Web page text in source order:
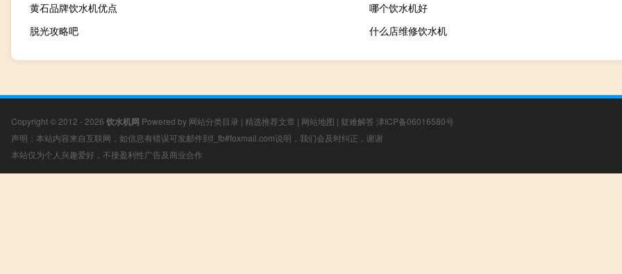
黄石品牌饮水机优点
哪个饮水机好
脱光攻略吧
什么店维修饮水机
Copyright © 2012 - 2026 饮水机网 Powered by 网站分类目录 | 精选推荐文章 | 网站地图 | 疑难解答 津ICP备06016580号
声明：本站内容来自互联网，如信息有错误可发邮件到f_fb#foxmail.com说明，我们会及时纠正，谢谢
本站仅为个人兴趣爱好，不接盈利性广告及商业合作